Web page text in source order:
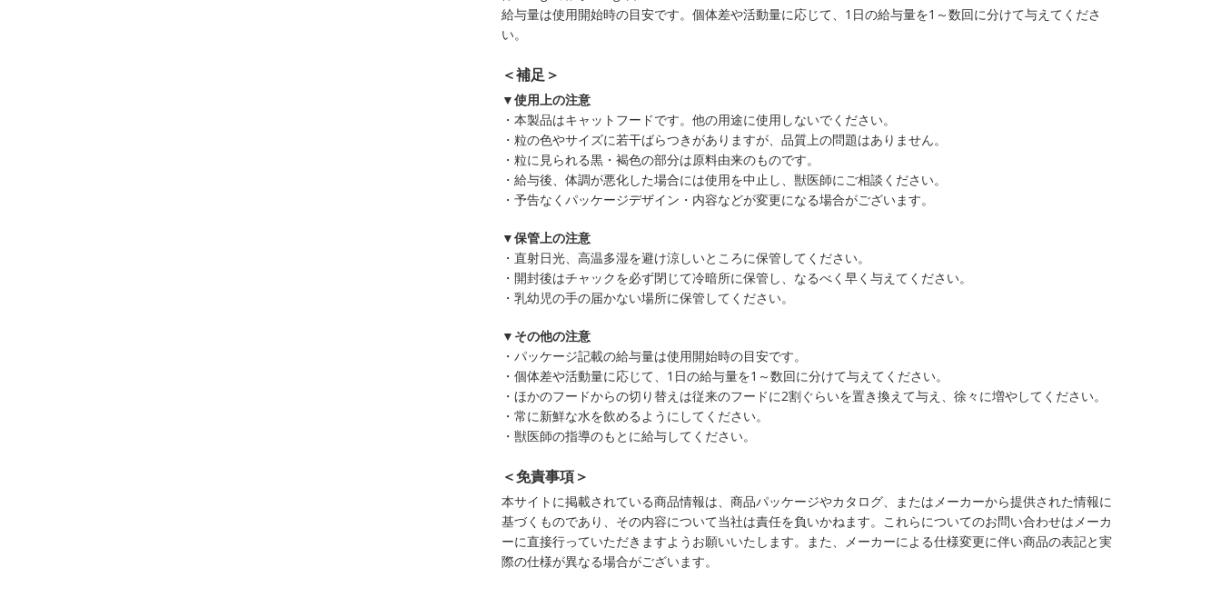
給与量は使用開始時の目安です。個体差や活動量に応じて、1日の給与量を1～数回に分けて与えてくださ
い。
＜補足＞
▼使用上の注意
・本製品はキャットフードです。他の用途に使用しないでください。
・粒の色やサイズに若干ばらつきがありますが、品質上の問題はありません。
・粒に見られる黒・褐色の部分は原料由来のものです。
・給与後、体調が悪化した場合には使用を中止し、獣医師にご相談ください。
・予告なくパッケージデザイン・内容などが変更になる場合がございます。
▼保管上の注意
・直射日光、高温多湿を避け涼しいところに保管してください。
・開封後はチャックを必ず閉じて冷暗所に保管し、なるべく早く与えてください。
・乳幼児の手の届かない場所に保管してください。
▼その他の注意
・パッケージ記載の給与量は使用開始時の目安です。
・個体差や活動量に応じて、1日の給与量を1～数回に分けて与えてください。
・ほかのフードからの切り替えは従来のフードに2割ぐらいを置き換えて与え、徐々に増やしてください。
・常に新鮮な水を飲めるようにしてください。
・獣医師の指導のもとに給与してください。
＜免責事項＞
本サイトに掲載されている商品情報は、商品パッケージやカタログ、またはメーカーから提供された情報に
基づくものであり、その内容について当社は責任を負いかねます。これらについてのお問い合わせはメーカ
ーに直接行っていただきますようお願いいたします。また、メーカーによる仕様変更に伴い商品の表記と実
際の仕様が異なる場合がございます。